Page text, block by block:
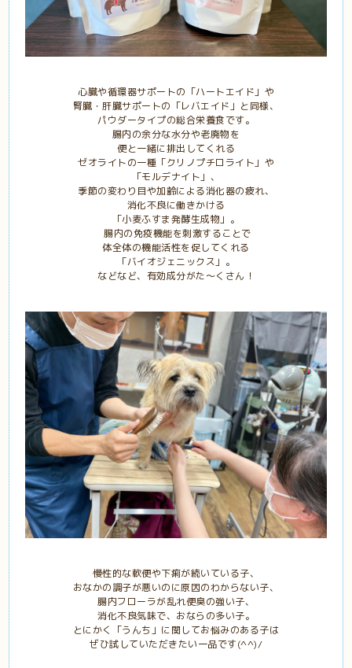
心臓や循環器サポートの「ハートエイド」や
腎臓・肝臓サポートの「レバエイド」と同様、
パウダータイプの総合栄養食です。
腸内の余分な水分や老廃物を
便と一緒に排出してくれる
ゼオライトの一種「クリノプチロライト」や
「モルデナイト」、
季節の変わり目や加齢による消化器の疲れ、
消化不良に働きかける
「小麦ふすま発酵生成物」。
腸内の免疫機能を刺激することで
体全体の機能活性を促してくれる
「バイオジェニックス」。
などなど、有効成分がた～くさん！
慢性的な軟便や下痢が続いている子、
おなかの調子が悪いのに原因のわからない子、
腸内フローラが乱れ便臭の強い子、
消化不良気味で、おならの多い子。
とにかく「うんち」に関してお悩みのある子は
ぜひ試していただきたい一品です(^^)/